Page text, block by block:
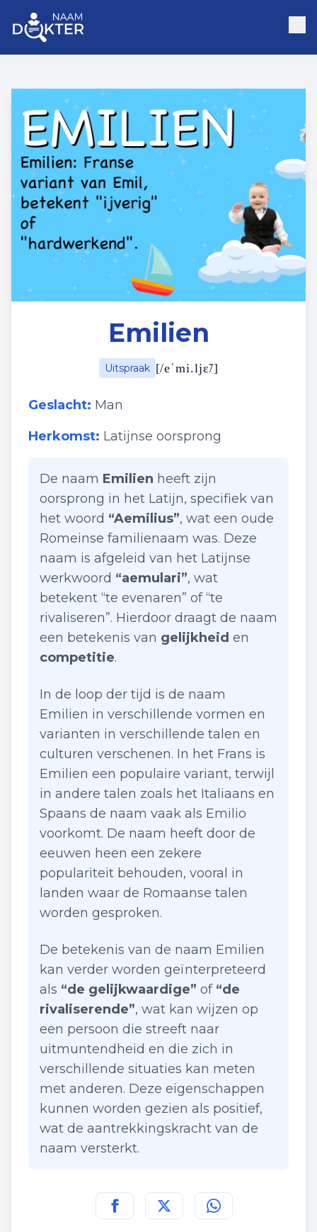
Emilien
Uitspraak [/eˈmi.ljɛ̃/]
Geslacht: Man
Herkomst: Latijnse oorsprong
De naam Emilien heeft zijn
oorsprong in het Latijn, specifiek van
het woord “Aemilius”, wat een oude
Romeinse familienaam was. Deze
naam is afgeleid van het Latijnse
werkwoord “aemulari”, wat
betekent “te evenaren” of “te
rivaliseren”. Hierdoor draagt de naam
een betekenis van gelijkheid en
competitie.
In de loop der tijd is de naam
Emilien in verschillende vormen en
varianten in verschillende talen en
culturen verschenen. In het Frans is
Emilien een populaire variant, terwijl
in andere talen zoals het Italiaans en
Spaans de naam vaak als Emilio
voorkomt. De naam heeft door de
eeuwen heen een zekere
populariteit behouden, vooral in
landen waar de Romaanse talen
worden gesproken.
De betekenis van de naam Emilien
kan verder worden geïnterpreteerd
als “de gelijkwaardige” of “de
rivaliserende”, wat kan wijzen op
een persoon die streeft naar
uitmuntendheid en die zich in
verschillende situaties kan meten
met anderen. Deze eigenschappen
kunnen worden gezien als positief,
wat de aantrekkingskracht van de
naam versterkt.
Deel deze pagina op
Deel deze pagina op
Deel deze pagina